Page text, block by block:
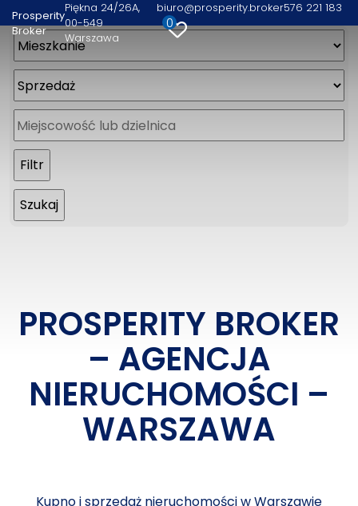
Prosperity
Broker
Piękna 24/26A
00-549
Warszawa
biuro@prosperity.broker576 221 183
0
PROSPERITY BROKER
– AGENCJA
NIERUCHOMOŚCI –
WARSZAWA
Kupno i sprzedaż nieruchomości w Warszawie